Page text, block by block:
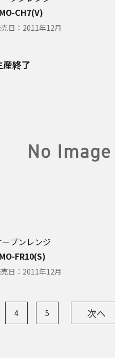
CH7(V)
日： 2011年12月
産終了
ーブンレンジ
FR10(S)
日： 2011年12月
4 5 次へ